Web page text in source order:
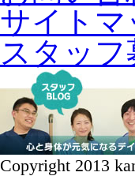
サイトマ
スタッフ
Copyright 2013